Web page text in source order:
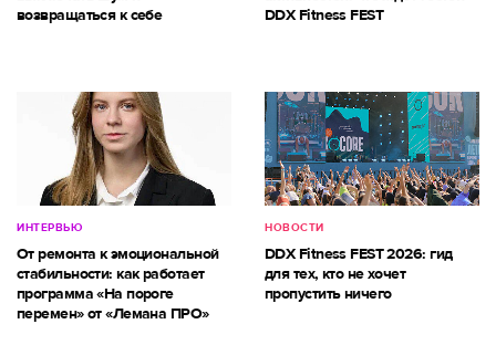
возвращаться к себе
DDX Fitness FEST
ИНТЕРВЬЮ
От ремонта к эмоциональной
стабильности: как работает
программа «На пороге
перемен» от «Лемана ПРО»
НОВОСТИ
DDX Fitness FEST 2026: гид
для тех, кто не хочет
пропустить ничего